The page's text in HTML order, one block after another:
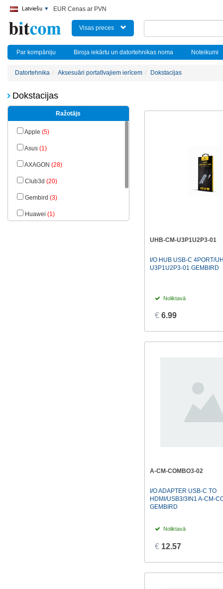
Latviešu EUR Cenas ar PVN
Visas preces
Par kompāniju Biroja iekārtu un datortehnikas noma Noteikumi
Datortehnika Aksesuāri portatīvajiem ierīcem Dokstacijas
Dokstacijas
Ražotājs
Apple (5)
Asus (1)
AXAGON (28)
Club3d (20)
Gembird (3)
Huawei (1)
UHB-CM-U3P1U2P3-01
I/O HUB USB-C 4PORT/
U3P1U2P3-01 GEMBIRD
Noliktavā
€ 6.99
A-CM-COMBO3-02
I/O ADAPTER USB-C TO
HDMI/USB3/3IN1 A-CM-
GEMBIRD
Noliktavā
€ 12.57